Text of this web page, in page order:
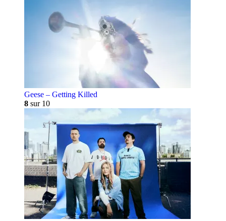
Geese – Getting Killed
8 sur 10